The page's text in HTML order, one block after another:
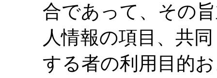
合であって、その
人情報の項目、共
する者の利用目的